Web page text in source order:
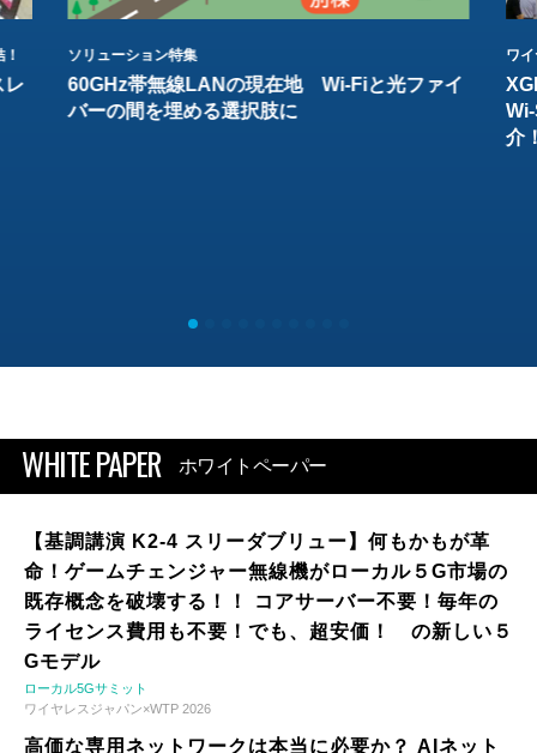
レ
ソリューション特集
60GHz帯無線LANの現在地 Wi-Fiと光ファイ
バーの間を埋める選択肢に
ワ
介
WHITE PAPER ホワイトペーパー
【基調講演 K2-4 スリーダブリュー】何もかもが革
命！ゲームチェンジャー無線機がローカル５G市場の
既存概念を破壊する！！ コアサーバー不要！毎年の
ライセンス費用も不要！でも、超安価！ の新しい５
Gモデル
ローカル5Gサミット
ワイヤレスジャパン×WTP 2026
高価な専用ネットワークは本当に必要か？ AIネット